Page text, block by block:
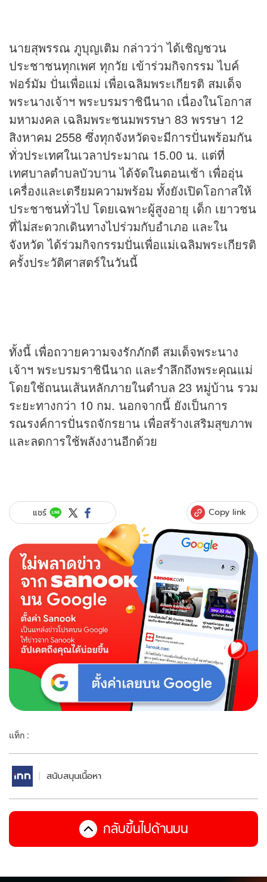
นายสุพรรณ ภูบุญเติม กล่าวว่า ได้เชิญชวน
ประชาชนทุกเพศ ทุกวัย เข้าร่วมกิจกรรม ไบค์
ฟอร์มัม ปั่นเพื่อแม่ เพื่อเฉลิมพระเกียรติ สมเด็จ
พระนางเจ้าฯ พระบรมราชินีนาถ เนื่องในโอกาส
มหามงคล เฉลิมพระชนมพรรษา 83 พรรษา 12
สิงหาคม 2558 ซึ่งทุกจังหวัดจะมีการปั่นพร้อมกัน
ทั่วประเทศในเวลาประมาณ 15.00 น. แต่ที่
เทศบาลตำบลบัวบาน ได้จัดในตอนเช้า เพื่ออุ่น
เครื่องและเตรียมความพร้อม ทั้งยังเปิดโอกาสให้
ประชาชนทั่วไป โดยเฉพาะผู้สูงอายุ เด็ก เยาวชน
ที่ไม่สะดวกเดินทางไปร่วมกับอำเภอ และใน
จังหวัด ได้ร่วมกิจกรรมปั่นเพื่อแม่เฉลิมพระเกียรติ
ครั้งประวัติศาสตร์ในวันนี้
ทั้งนี้ เพื่อถวายความจงรักภักดี สมเด็จพระนาง
เจ้าฯ พระบรมราชินีนาถ และรำลึกถึงพระคุณแม่
โดยใช้ถนนเส้นหลักภายในตำบล 23 หมู่บ้าน รวม
ระยะทางกว่า 10 กม. นอกจากนี้ ยังเป็นการ
รณรงค์การปั่นรถจักรยาน เพื่อสร้างเสริมสุขภาพ
และลดการใช้พลังงานอีกด้วย
แชร์ Copy link
แท็ก :
สนับสนุนเนื้อหา
กลับขึ้นไปด้านบน